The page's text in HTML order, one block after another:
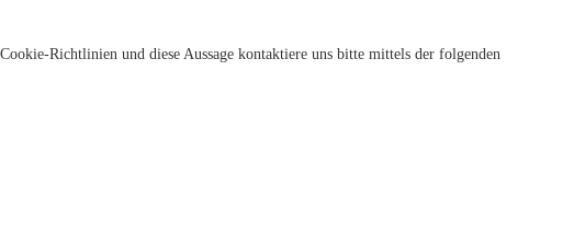
Richtlinien und diese Aussage kontaktiere uns bitte mittels der folgenden